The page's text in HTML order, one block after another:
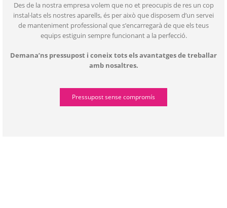
Des de la nostra empresa volem que no et preocupis de res un cop
instal·lats els nostres aparells, és per això que disposem d’un servei
de manteniment professional que s’encarregarà de que els teus
equips estiguin sempre funcionant a la perfecció.
Demana’ns pressupost i coneix tots els avantatges de treballar
amb nosaltres.
Pressupost sense compromís